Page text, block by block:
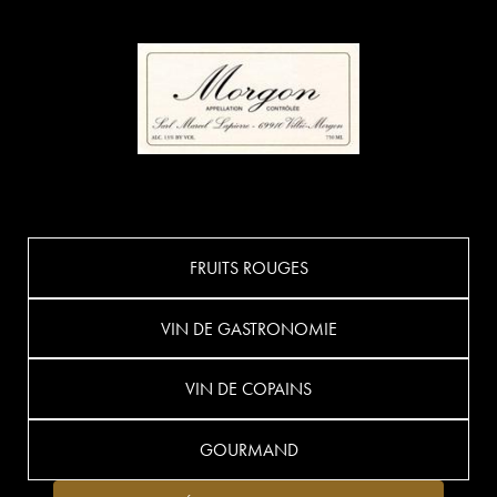
FRUITS ROUGES
VIN DE GASTRONOMIE
VIN DE COPAINS
GOURMAND